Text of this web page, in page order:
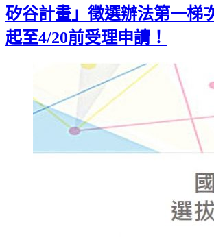
矽谷計畫」徵選辦法第一梯
起至4/20前受理申請！